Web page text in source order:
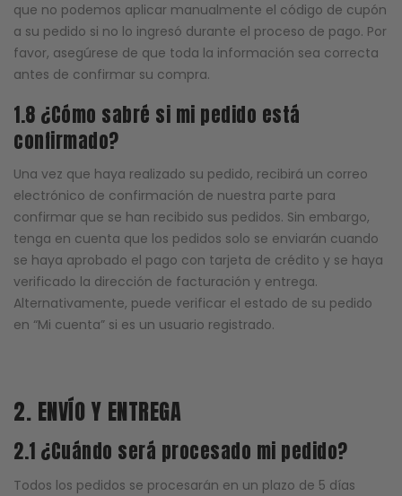
que no podemos aplicar manualmente el código de cupón
a su pedido si no lo ingresó durante el proceso de pago. Por
favor, asegúrese de que toda la información sea correcta
antes de confirmar su compra.
1.8 ¿Cómo sabré si mi pedido está
confirmado?
Una vez que haya realizado su pedido, recibirá un correo
electrónico de confirmación de nuestra parte para
confirmar que se han recibido sus pedidos. Sin embargo,
tenga en cuenta que los pedidos solo se enviarán cuando
se haya aprobado el pago con tarjeta de crédito y se haya
verificado la dirección de facturación y entrega.
Alternativamente, puede verificar el estado de su pedido
en “Mi cuenta” si es un usuario registrado.
2. ENVÍO Y ENTREGA
2.1 ¿Cuándo será procesado mi pedido?
Todos los pedidos se procesarán en un plazo de 5 días